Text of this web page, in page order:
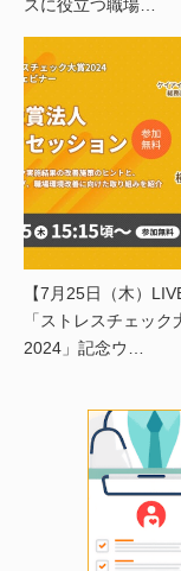
スに役立つ職場…
【7月25日（木）
「ストレスチェック
2024」記念ウ…